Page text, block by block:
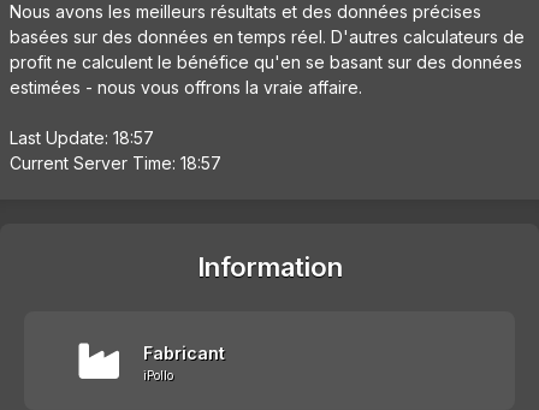
Nous avons les meilleurs résultats et des données précises
basées sur des données en temps réel. D'autres calculateurs de
profit ne calculent le bénéfice qu'en se basant sur des données
estimées - nous vous offrons la vraie affaire.
Last Update: 18:57
Current Server Time: 18:57
Information
Fabricant
iPollo